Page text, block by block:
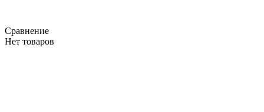
Сравнение
Нет товаров